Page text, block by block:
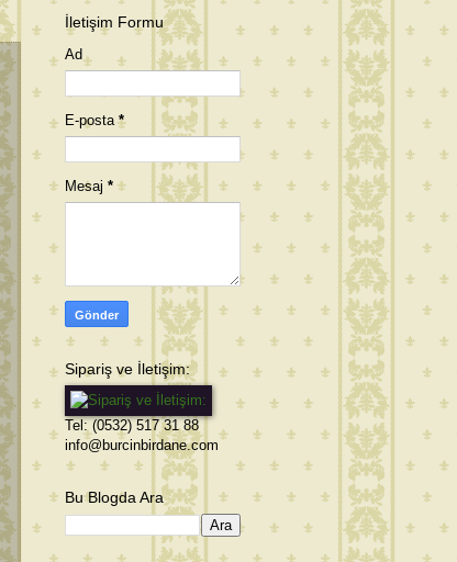
İletişim Formu
Ad
E-posta*
Mesaj *
Sipariş ve İletişim:
Tel: (0532) 517 31 88
info@burcinbirdane.com
Bu Blogda Ara